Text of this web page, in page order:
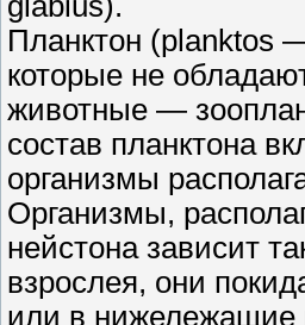
Планктон (planktos
которые не
животные —
состав планктона
организмы
Организмы,
нейстона зависит
взрослея, они
или в нижележащие